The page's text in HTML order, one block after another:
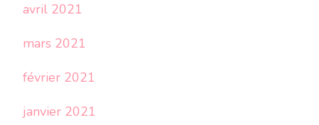
avril 2021
mars 2021
février 2021
janvier 2021